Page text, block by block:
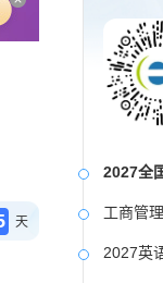
天
2027全
工商管
2027英